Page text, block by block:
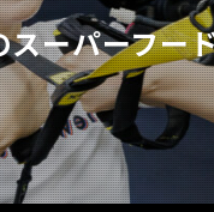
スーパーフー